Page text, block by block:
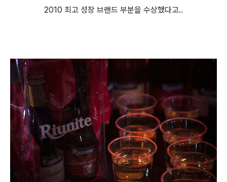
2010 최고 성장 브랜드 부분을 수상했다고..